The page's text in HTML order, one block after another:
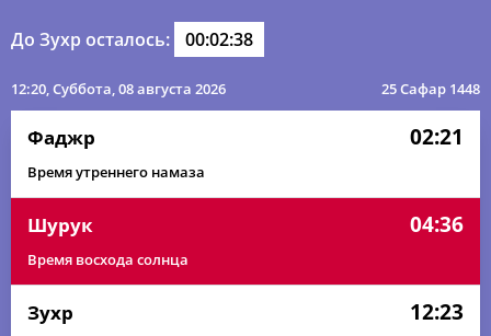
До Зухр осталось: 00:02:37
12:20, Суббота, 08 августа 2026 25 Сафар 1448
Фаджр 02:21
Время утреннего намаза
Шурук 04:36
Время восхода солнца
Зухр 12:23